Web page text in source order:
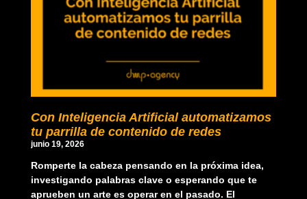
Con Inteligencia Artificial automatizamos
tu parrilla de contenido de redes
junio 19, 2026
Romperte la cabeza pensando en la próxima idea,
investigando palabras clave o esperando que te
aprueben un arte es operar en el pasado. El